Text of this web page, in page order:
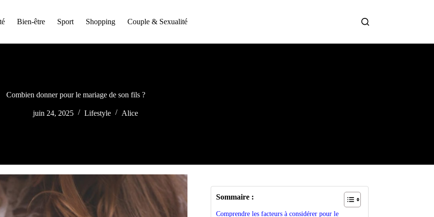
Bien-être Sport Shopping Couple & Sexualité
Combien donner pour le mariage de son fils ?
juin 24, 2025 Lifestyle Alice
Sommaire :
Comprendre les facteurs à considérer pour le